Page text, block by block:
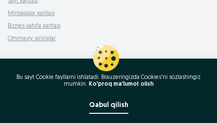
Mintaqalar xaritasi
Biznes-sahifa xaritasi
Ommaviy so‘rovlar
Bu sayt Cookie fayllarni ishlatadi. Brauzeringizda Cookies'ni sozlashingiz
mumkin. Ko'proq ma'lumot olish
Qabul qilish